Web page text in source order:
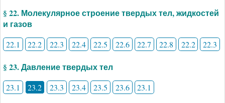
§ 22. Молекулярное строение твердых тел, жидкостей
и газов
22.1 22.2 22.3 22.4 22.5 22.6 22.7 22.8 22.2 22.3
§ 23. Давление твердых тел
23.1 23.2 23.3 23.4 23.5 23.6 23.1